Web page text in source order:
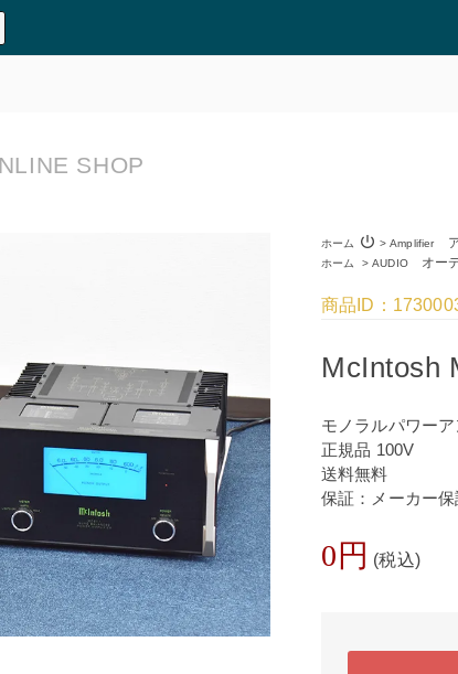
SHOP
ホーム >
power_settings_new Amplifierア
ホーム >AUDIOオーデ
商品ID：
McIntosh
モノラルパワー
正規品 100V
送料無料
保証：メーカー
0円 (税込)